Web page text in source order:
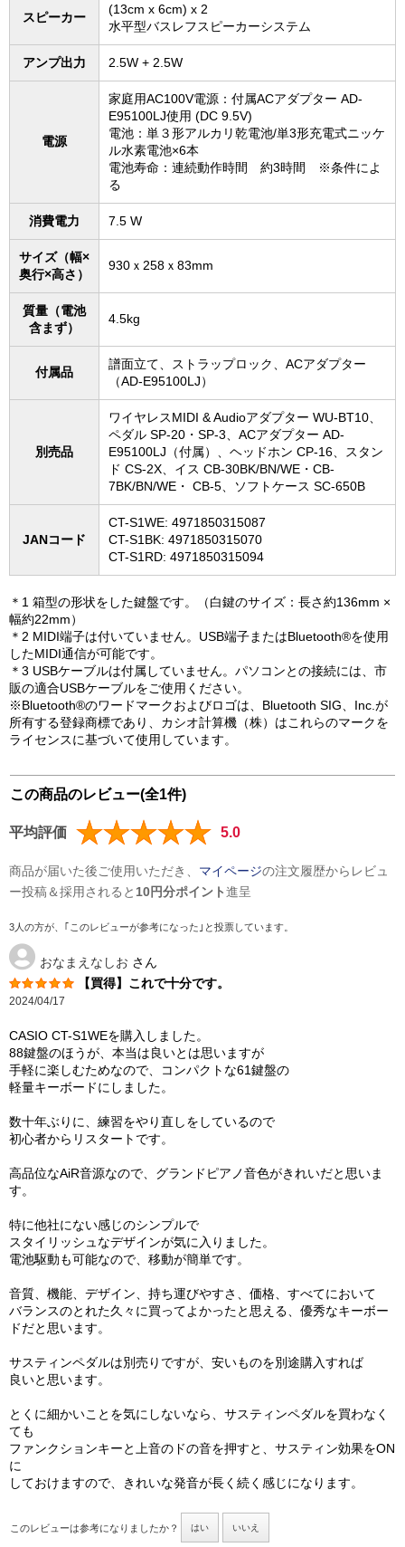
スピーカー
(13cm x 6cm) x 2
水平型バスレフスピーカーシステム
アンプ出力 2.5W + 2.5W
電源
家庭用AC100V電源：付属ACアダプター AD-
E95100LJ使用 (DC 9.5V)
電池：単３形アルカリ乾電池/単3形充電式ニッケ
ル水素電池×6本
電池寿命：連続動作時間 約3時間 ※条件によ
る
消費電力 7.5 W
サイズ（幅×
奥行×高さ）
930ｘ258ｘ83mm
質量（電池
含まず）
4.5kg
付属品
譜面立て、ストラップロック、ACアダプター
（AD-E95100LJ）
別売品
ワイヤレスMIDI & Audioアダプター WU-BT10、
ペダル SP-20・SP-3、ACアダプター AD-
E95100LJ（付属）、ヘッドホン CP-16、スタン
ド CS-2X、イス CB-30BK/BN/WE・CB-
7BK/BN/WE・ CB-5、ソフトケース SC-650B
JANコード
CT-S1WE: 4971850315087
CT-S1BK: 4971850315070
CT-S1RD: 4971850315094
＊1 箱型の形状をした鍵盤です。（白鍵のサイズ：長さ約136mm ×
幅約22mm）
＊2 MIDI端子は付いていません。USB端子またはBluetooth®を使用
したMIDI通信が可能です。
＊3 USBケーブルは付属していません。パソコンとの接続には、市
販の適合USBケーブルをご使用ください。
※Bluetooth®のワードマークおよびロゴは、Bluetooth SIG、Inc.が
所有する登録商標であり、カシオ計算機（株）はこれらのマークを
ライセンスに基づいて使用しています。
この商品のレビュー(全1件)
平均評価 5.0
商品が届いた後ご使用いただき、 マイページの注文履歴からレビュ
ー投稿＆採用されると 10円分ポイント進呈
3人の方が、｢このレビューが参考になった｣と投票しています。
おなまえなしお さん
【買得】これで十分です。
2024/04/17
CASIO CT-S1WEを購入しました。
88鍵盤のほうが、本当は良いとは思いますが
手軽に楽しむためなので、コンパクトな61鍵盤の
軽量キーボードにしました。
数十年ぶりに、練習をやり直しをしているので
初心者からリスタートです。
高品位なAiR音源なので、グランドピアノ音色がきれいだと思いま
す。
特に他社にない感じのシンプルで
スタイリッシュなデザインが気に入りました。
電池駆動も可能なので、移動が簡単です。
音質、機能、デザイン、持ち運びやすさ、価格、すべてにおいて
バランスのとれた久々に買ってよかったと思える、優秀なキーボー
ドだと思います。
サスティンペダルは別売りですが、安いものを別途購入すれば
良いと思います。
とくに細かいことを気にしないなら、サスティンペダルを買わなく
ても
ファンクションキーと上音のドの音を押すと、サスティン効果をON
に
しておけますので、きれいな発音が長く続く感じになります。
このレビューは参考になりましたか？ はい いいえ